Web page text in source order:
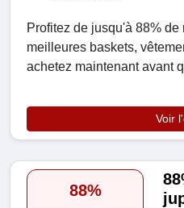
Profitez de jusqu'à 88%
meilleures baskets,
achetez maintenant avant
Voir
88%